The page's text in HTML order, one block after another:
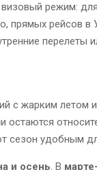
режим:
прямых рейсов в
перелеты
с жарким летом
остаются
сезон удобным
и осень. В